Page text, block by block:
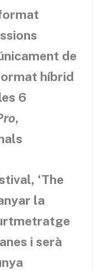
de
híbrid
6
,
‘The
la
i serà